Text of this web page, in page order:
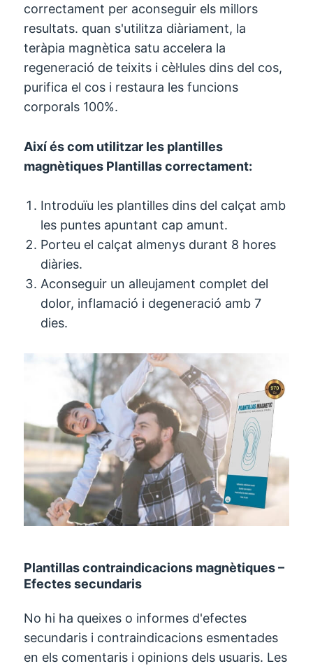
correctament per aconseguir els millors
resultats. quan s'utilitza diàriament, la
teràpia magnètica satu accelera la
regeneració de teixits i cèl·lules dins del cos,
purifica el cos i restaura les funcions
corporals 100%.
Així és com utilitzar les plantilles
magnètiques Plantillas correctament:
Introduïu les plantilles dins del calçat amb
les puntes apuntant cap amunt.
Porteu el calçat almenys durant 8 hores
diàries.
Aconseguir un alleujament complet del
dolor, inflamació i degeneració amb 7
dies.
Plantillas contraindicacions magnètiques –
Efectes secundaris
No hi ha queixes o informes d'efectes
secundaris i contraindicacions esmentades
en els comentaris i opinions dels usuaris. Les